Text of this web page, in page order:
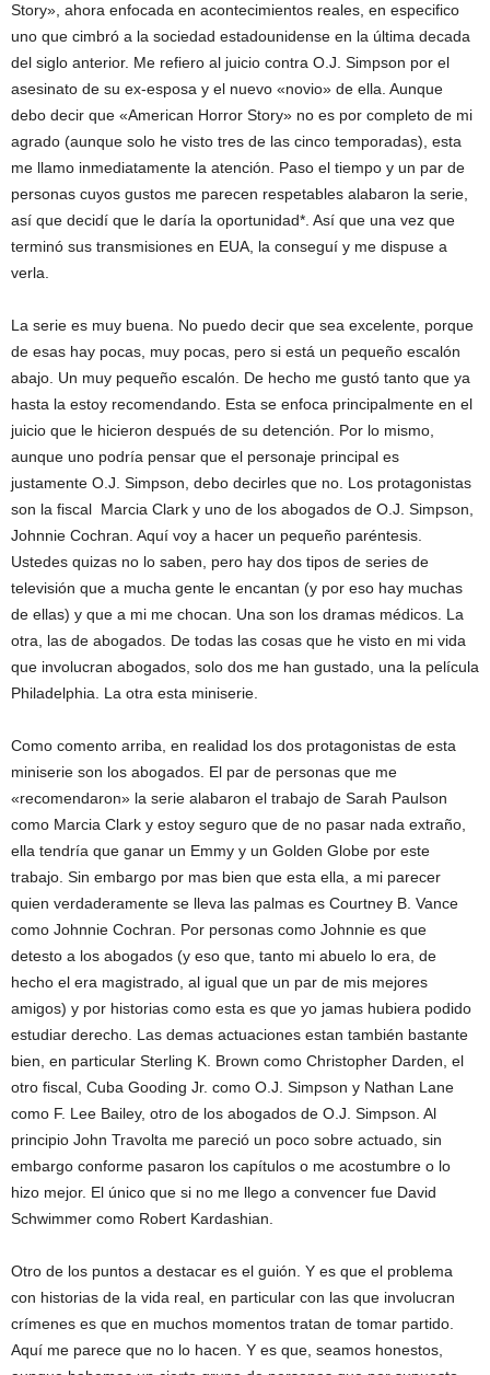
Story», ahora enfocada en acontecimientos reales, en especifico
uno que cimbró a la sociedad estadounidense en la última decada
del siglo anterior. Me refiero al juicio contra O.J. Simpson por el
asesinato de su ex-esposa y el nuevo «novio» de ella. Aunque
debo decir que «American Horror Story» no es por completo de mi
agrado (aunque solo he visto tres de las cinco temporadas), esta
me llamo inmediatamente la atención. Paso el tiempo y un par de
personas cuyos gustos me parecen respetables alabaron la serie,
así que decidí que le daría la oportunidad*. Así que una vez que
terminó sus transmisiones en EUA, la conseguí y me dispuse a
verla.
La serie es muy buena. No puedo decir que sea excelente, porque
de esas hay pocas, muy pocas, pero si está un pequeño escalón
abajo. Un muy pequeño escalón. De hecho me gustó tanto que ya
hasta la estoy recomendando. Esta se enfoca principalmente en el
juicio que le hicieron después de su detención. Por lo mismo,
aunque uno podría pensar que el personaje principal es
justamente O.J. Simpson, debo decirles que no. Los protagonistas
son la fiscal Marcia Clark y uno de los abogados de O.J. Simpson,
Johnnie Cochran. Aquí voy a hacer un pequeño paréntesis.
Ustedes quizas no lo saben, pero hay dos tipos de series de
televisión que a mucha gente le encantan (y por eso hay muchas
de ellas) y que a mi me chocan. Una son los dramas médicos. La
otra, las de abogados. De todas las cosas que he visto en mi vida
que involucran abogados, solo dos me han gustado, una la película
Philadelphia. La otra esta miniserie.
Como comento arriba, en realidad los dos protagonistas de esta
miniserie son los abogados. El par de personas que me
«recomendaron» la serie alabaron el trabajo de Sarah Paulson
como Marcia Clark y estoy seguro que de no pasar nada extraño,
ella tendría que ganar un Emmy y un Golden Globe por este
trabajo. Sin embargo por mas bien que esta ella, a mi parecer
quien verdaderamente se lleva las palmas es Courtney B. Vance
como Johnnie Cochran. Por personas como Johnnie es que
detesto a los abogados (y eso que, tanto mi abuelo lo era, de
hecho el era magistrado, al igual que un par de mis mejores
amigos) y por historias como esta es que yo jamas hubiera podido
estudiar derecho. Las demas actuaciones estan también bastante
bien, en particular Sterling K. Brown como Christopher Darden, el
otro fiscal, Cuba Gooding Jr. como O.J. Simpson y Nathan Lane
como F. Lee Bailey, otro de los abogados de O.J. Simpson. Al
principio John Travolta me pareció un poco sobre actuado, sin
embargo conforme pasaron los capítulos o me acostumbre o lo
hizo mejor. El único que si no me llego a convencer fue David
Schwimmer como Robert Kardashian.
Otro de los puntos a destacar es el guión. Y es que el problema
con historias de la vida real, en particular con las que involucran
crímenes es que en muchos momentos tratan de tomar partido.
Aquí me parece que no lo hacen. Y es que, seamos honestos,